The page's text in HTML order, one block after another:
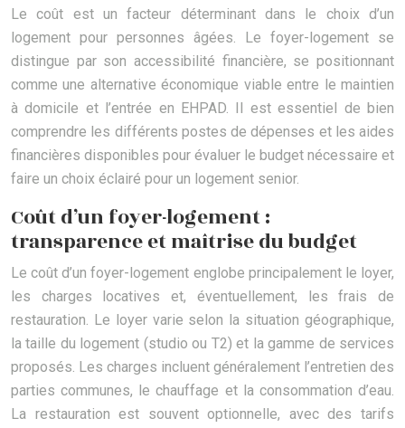
Le coût est un facteur déterminant dans le choix d’un
logement pour personnes âgées. Le foyer-logement se
distingue par son accessibilité financière, se positionnant
comme une alternative économique viable entre le maintien
à domicile et l’entrée en EHPAD. Il est essentiel de bien
comprendre les différents postes de dépenses et les aides
financières disponibles pour évaluer le budget nécessaire et
faire un choix éclairé pour un logement senior.
Coût d’un foyer-logement :
transparence et maîtrise du budget
Le coût d’un foyer-logement englobe principalement le loyer,
les charges locatives et, éventuellement, les frais de
restauration. Le loyer varie selon la situation géographique,
la taille du logement (studio ou T2) et la gamme de services
proposés. Les charges incluent généralement l’entretien des
parties communes, le chauffage et la consommation d’eau.
La restauration est souvent optionnelle, avec des tarifs